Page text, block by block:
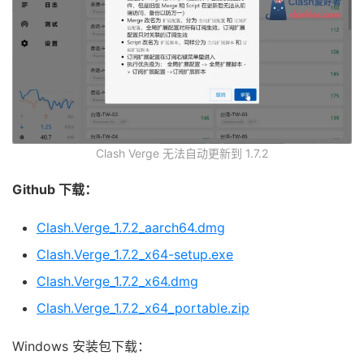
Clash Verge 无法自动更新到 1.7.2
Github 下载：
Clash.Verge_1.7.2_aarch64.dmg
Clash.Verge_1.7.2_x64-setup.exe
Clash.Verge_1.7.2_x64.dmg
Clash.Verge_1.7.2_x64_portable.zip
Windows 安装包下载：